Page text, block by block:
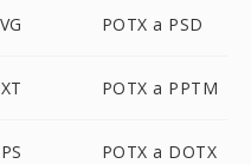
POTX a PSD
POTX a PPTM
POTX a DOTX